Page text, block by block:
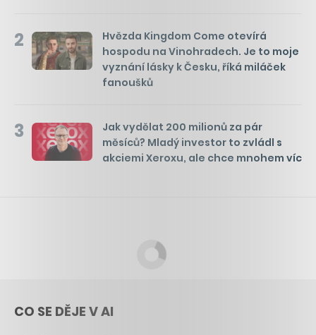
2
Hvězda Kingdom Come otevírá
hospodu na Vinohradech. Je to moje
vyznání lásky k Česku, říká miláček
fanoušků
3
Jak vydělat 200 milionů za pár
měsíců? Mladý investor to zvládl s
akciemi Xeroxu, ale chce mnohem víc
CO SE DĚJE V AI